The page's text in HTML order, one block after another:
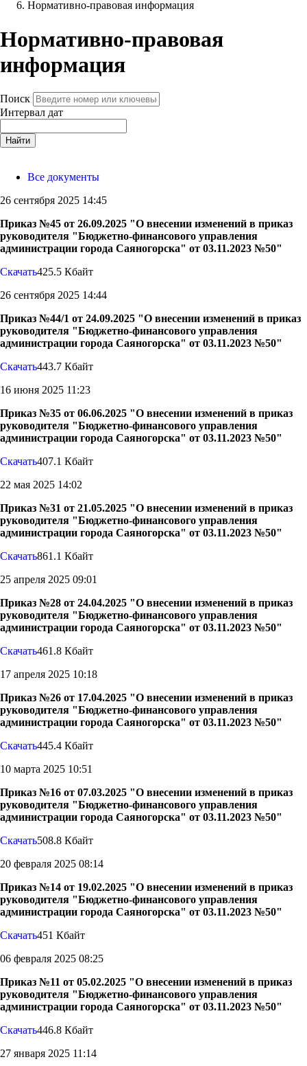
Нормативно-правовая информация
Нормативно-правовая
информация
Поиск
Интервал дат
Найти
Все документы
26 сентября 2025 14:45
Приказ №45 от 26.09.2025 "О внесении изменений в приказ
руководителя "Бюджетно-финансового управления
администрации города Саяногорска" от 03.11.2023 №50"
Скачать425.5 Кбайт
26 сентября 2025 14:44
Приказ №44/1 от 24.09.2025 "О внесении изменений в приказ
руководителя "Бюджетно-финансового управления
администрации города Саяногорска" от 03.11.2023 №50"
Скачать443.7 Кбайт
16 июня 2025 11:23
Приказ №35 от 06.06.2025 "О внесении изменений в приказ
руководителя "Бюджетно-финансового управления
администрации города Саяногорска" от 03.11.2023 №50"
Скачать407.1 Кбайт
22 мая 2025 14:02
Приказ №31 от 21.05.2025 "О внесении изменений в приказ
руководителя "Бюджетно-финансового управления
администрации города Саяногорска" от 03.11.2023 №50"
Скачать861.1 Кбайт
25 апреля 2025 09:01
Приказ №28 от 24.04.2025 "О внесении изменений в приказ
руководителя "Бюджетно-финансового управления
администрации города Саяногорска" от 03.11.2023 №50"
Скачать461.8 Кбайт
17 апреля 2025 10:18
Приказ №26 от 17.04.2025 "О внесении изменений в приказ
руководителя "Бюджетно-финансового управления
администрации города Саяногорска" от 03.11.2023 №50"
Скачать445.4 Кбайт
10 марта 2025 10:51
Приказ №16 от 07.03.2025 "О внесении изменений в приказ
руководителя "Бюджетно-финансового управления
администрации города Саяногорска" от 03.11.2023 №50"
Скачать508.8 Кбайт
20 февраля 2025 08:14
Приказ №14 от 19.02.2025 "О внесении изменений в приказ
руководителя "Бюджетно-финансового управления
администрации города Саяногорска" от 03.11.2023 №50"
Скачать451 Кбайт
06 февраля 2025 08:25
Приказ №11 от 05.02.2025 "О внесении изменений в приказ
руководителя "Бюджетно-финансового управления
администрации города Саяногорска" от 03.11.2023 №50"
Скачать446.8 Кбайт
27 января 2025 11:14